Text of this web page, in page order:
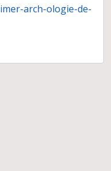
arch-ologie-de-